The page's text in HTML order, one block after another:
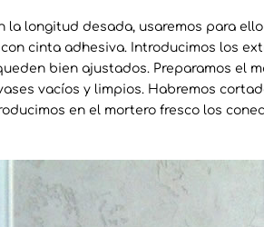
la longitud desada, usaremos para
cinta adhesiva. Introducimos los
bien ajustados. Preparamos el
vacíos y limpios. Habremos
en el mortero fresco los